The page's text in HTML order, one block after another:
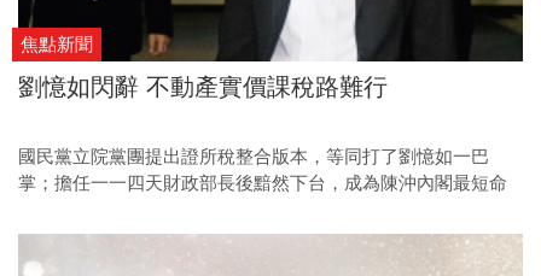
焦點新聞
劉憶如閃辭 不動產實價課稅路難行
國民黨立院黨團提出證所稅整合版本，等同打了劉憶如一巴
掌；擔任一一四天財政部長後黯然下台，成為陳沖內閣最短命